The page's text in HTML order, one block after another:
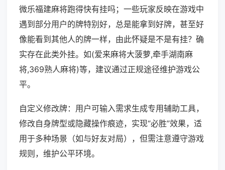
微乐福建麻将跑得快有挂吗；一些玩家反映在游戏中
遇到部分用户的牌特别好，总是能拿到好牌，甚至好
像能看到其他人的牌一样，由此怀疑是不是有挂？确
实存在此类外挂。如(爱来麻将大菠萝,牵手湖南麻
将,369熟人麻将)等，建议通过正规途径维护游戏公
平。
自定义修改牌：用户可输入需求生成专用辅助工具，
修改自身牌型或隐藏操作痕迹，实现“必胜”效果，适
用于多种场景（如与好友对局），但需注意遵守游戏
规则，维护公平环境。